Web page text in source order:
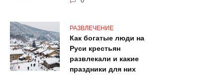
РАЗВЛЕЧЕНИЕ
Как богатые люди на
Руси крестьян
развлекали и какие
праздники для них